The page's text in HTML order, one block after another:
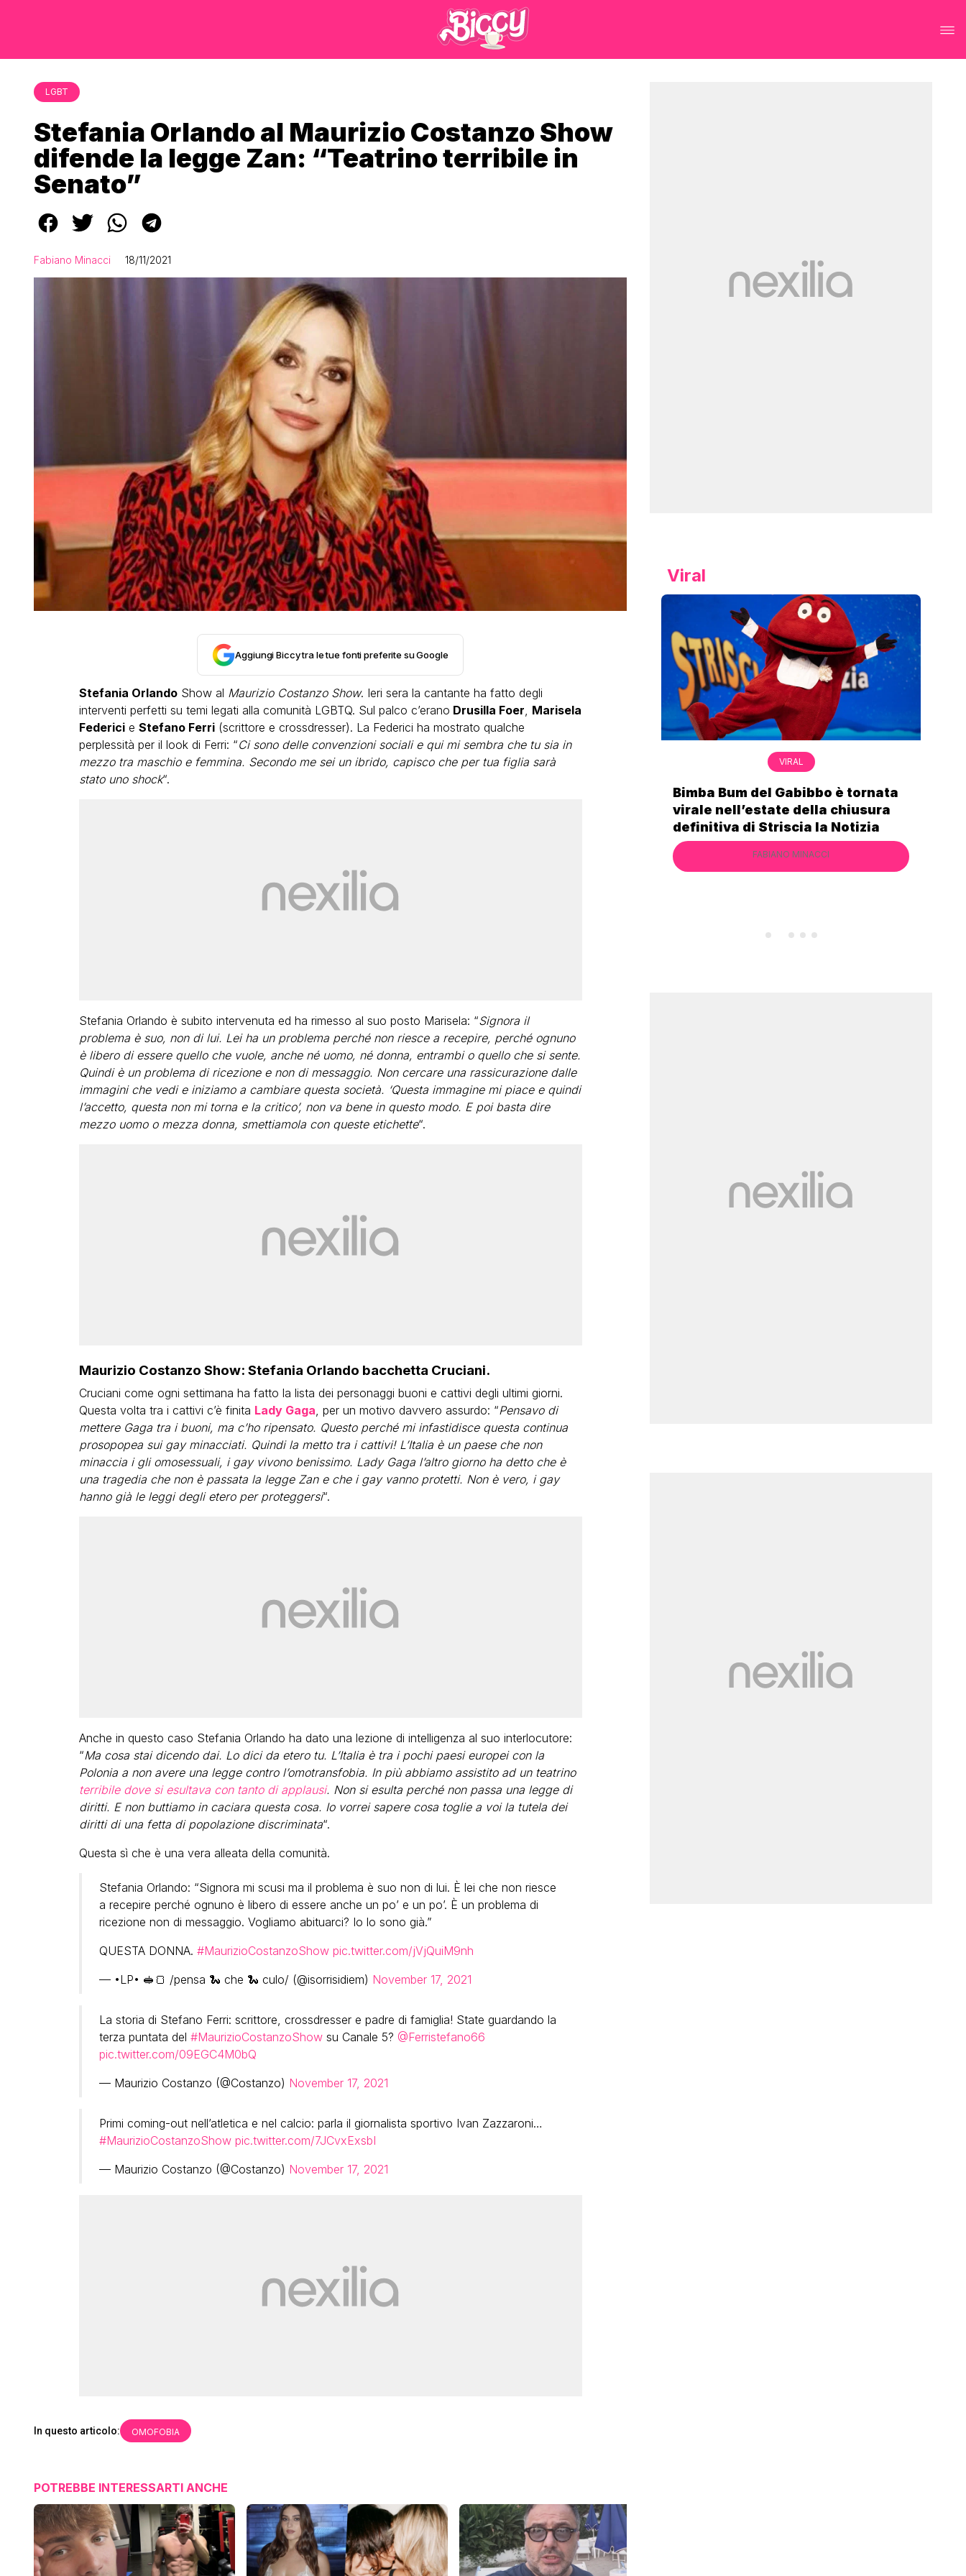
LGBT
Stefania Orlando al Maurizio Costanzo Show
difende la legge Zan: “Teatrino terribile in
Senato”
Fabiano Minacci 18/11/2021
Aggiungi Biccy tra le tue fonti preferite su Google
Stefania OrlandoShow al Maurizio Costanzo Show. Ieri sera la cantante ha fatto degli
interventi perfetti su temi legati alla comunità LGBTQ. Sul palco c’erano Drusilla Foer, Marisela
Federicie Stefano Ferri(scrittore e crossdresser). La Federici ha mostrato qualche
perplessità per il look di Ferri: “Ci sono delle convenzioni sociali e qui mi sembra che tu sia in
mezzo tra maschio e femmina. Secondo me sei un ibrido, capisco che per tua figlia sarà
stato uno shock“.
Stefania Orlando è subito intervenuta ed ha rimesso al suo posto Marisela: “Signora il
problema è suo, non di lui. Lei ha un problema perché non riesce a recepire, perché ognuno
è libero di essere quello che vuole, anche né uomo, né donna, entrambi o quello che si sente.
Quindi è un problema di ricezione e non di messaggio. Non cercare una rassicurazione dalle
immagini che vedi e iniziamo a cambiare questa società. ‘Questa immagine mi piace e quindi
l’accetto, questa non mi torna e la critico’, non va bene in questo modo. E poi basta dire
mezzo uomo o mezza donna, smettiamola con queste etichette“.
Maurizio Costanzo Show: Stefania Orlando bacchetta Cruciani.
Cruciani come ogni settimana ha fatto la lista dei personaggi buoni e cattivi degli ultimi giorni.
Questa volta tra i cattivi c’è finita Lady Gaga, per un motivo davvero assurdo: “Pensavo di
mettere Gaga tra i buoni, ma c’ho ripensato. Questo perché mi infastidisce questa continua
prosopopea sui gay minacciati. Quindi la metto tra i cattivi! L’Italia è un paese che non
minaccia i gli omosessuali, i gay vivono benissimo. Lady Gaga l’altro giorno ha detto che è
una tragedia che non è passata la legge Zan e che i gay vanno protetti. Non è vero, i gay
hanno già le leggi degli etero per proteggersi“.
Anche in questo caso Stefania Orlando ha dato una lezione di intelligenza al suo interlocutore:
“Ma cosa stai dicendo dai. Lo dici da etero tu. L’Italia è tra i pochi paesi europei con la
Polonia a non avere una legge contro l’omotransfobia. In più abbiamo assistito ad un teatrino
terribile dove si esultava con tanto di applausi. Non si esulta perché non passa una legge di
diritti. E non buttiamo in caciara questa cosa. Io vorrei sapere cosa toglie a voi la tutela dei
diritti di una fetta di popolazione discriminata“.
Questa sì che è una vera alleata della comunità.
Stefania Orlando: “Signora mi scusi ma il problema è suo non di lui. È lei che non riesce
a recepire perché ognuno è libero di essere anche un po’ e un po’. È un problema di
ricezione non di messaggio. Vogliamo abituarci? Io lo sono già.”
QUESTA DONNA. #MaurizioCostanzoShow pic.twitter.com/jVjQuiM9nh
— •LP• 🥪🍞 /pensa 🐍 che 🐍 culo/ (@isorrisidiem) November 17, 2021
La storia di Stefano Ferri: scrittore, crossdresser e padre di famiglia! State guardando la
terza puntata del #MaurizioCostanzoShowsu Canale 5? @Ferristefano66
pic.twitter.com/09EGC4M0bQ
— Maurizio Costanzo (@Costanzo) November 17, 2021
Primi coming-out nell’atletica e nel calcio: parla il giornalista sportivo Ivan Zazzaroni…
#MaurizioCostanzoShow pic.twitter.com/7JCvxExsbI
— Maurizio Costanzo (@Costanzo) November 17, 2021
In questo articolo: OMOFOBIA
POTREBBE INTERESSARTI ANCHE
Viral
VIRAL VIRAL
Bimba Bum del Gabibbo è tornata
virale nell’estate della chiusura
definitiva di Striscia la Notizia
FABIANO MINACCI